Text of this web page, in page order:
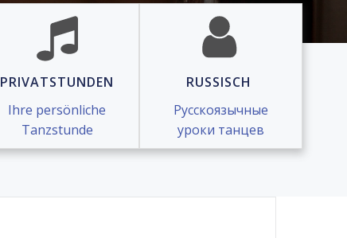
PRIVATSTUNDEN
Ihre persönliche
Tanzstunde
RUSSISCH
Русскоязычные
уроки танцев